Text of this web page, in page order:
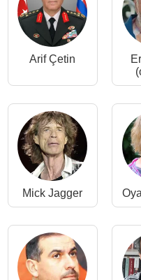
Arif Çetin
Mick Jagger